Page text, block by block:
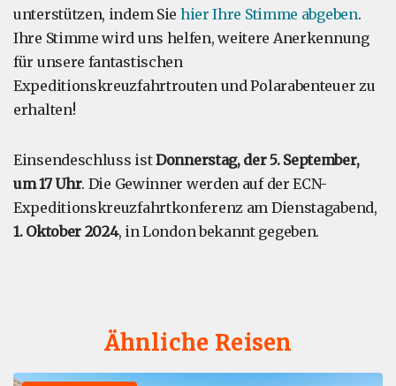
unterstützen, indem Sie hier Ihre Stimme abgeben.
Ihre Stimme wird uns helfen, weitere Anerkennung
für unsere fantastischen
Expeditionskreuzfahrtrouten und Polarabenteuer zu
erhalten!
Einsendeschluss istDonnerstag, der 5. September,
um 17 Uhr. Die Gewinner werden auf der ECN-
Expeditionskreuzfahrtkonferenz am Dienstagabend,
1. Oktober 2024, in London bekannt gegeben.
Ähnliche Reisen